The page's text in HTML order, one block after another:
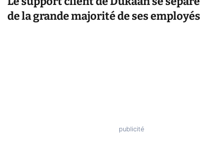
de la grande majorité de ses employés